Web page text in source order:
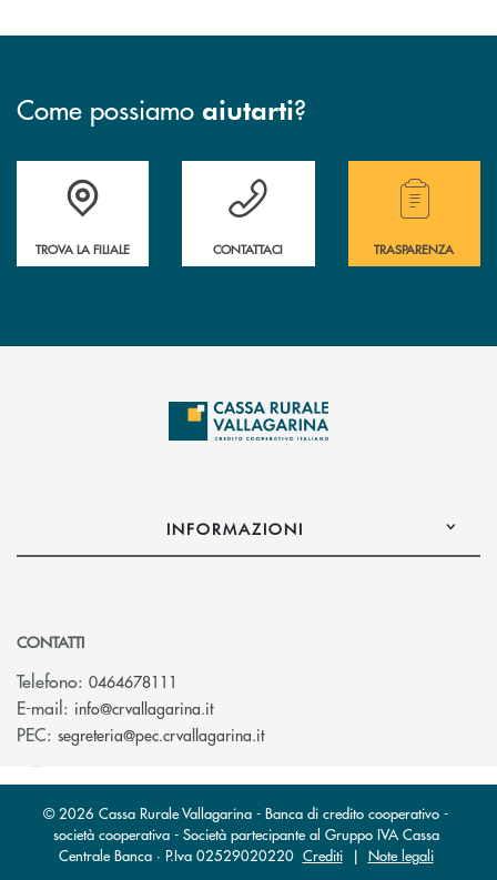
Come possiamo aiutarti?
Accedi all' elenco completo delle filiali .
TROVA LA FILIALE
Hai bisogno di assistenza immediata?
CONTATTACI
Hai bisogno di
TRASPARENZA
INFORMAZIONI
CONTATTI
Telefono: 0464678111
E-mail: info@crvallagarina.it(si apre l’app di posta elettronica)
PEC: segreteria@pec.crvallagarina.it(si apre l’app di posta
© 2026 Cassa Rurale Vallagarina - Banca di credito cooperativo -
società cooperativa - Società partecipante al Gruppo IVA Cassa
Centrale Banca · P.Iva 02529020220 Crediti| Note legali